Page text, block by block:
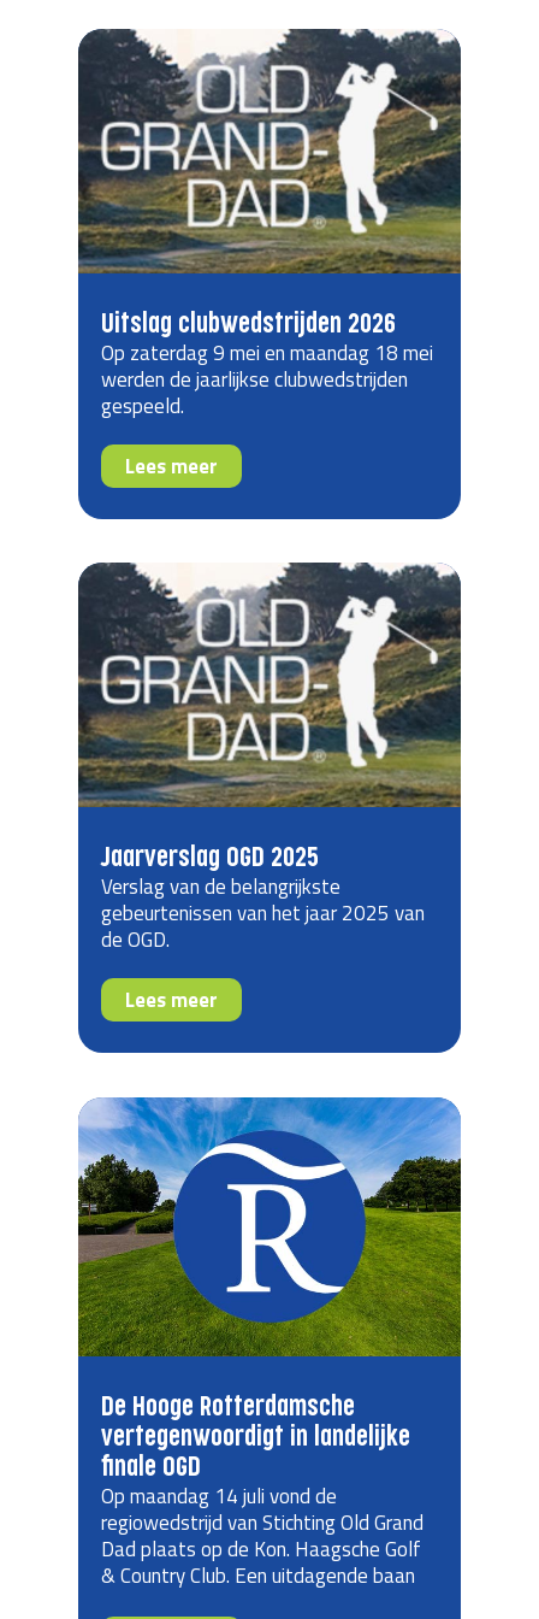
Uitslag clubwedstrijden 2026
Op zaterdag 9 mei en maandag 18 mei
werden de jaarlijkse clubwedstrijden
gespeeld.
Lees meer
Jaarverslag OGD 2025
Verslag van de belangrijkste
gebeurtenissen van het jaar 2025 van
de OGD.
Lees meer
De Hooge Rotterdamsche
vertegenwoordigt in landelijke
finale OGD
Op maandag 14 juli vond de
regiowedstrijd van Stichting Old Grand
Dad plaats op de Kon. Haagsche Golf
& Country Club. Een uitdagende baan